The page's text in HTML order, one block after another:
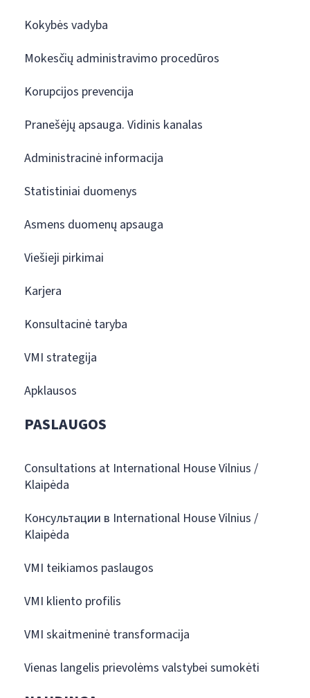
Kokybės vadyba
Mokesčių administravimo procedūros
Korupcijos prevencija
Pranešėjų apsauga. Vidinis kanalas
Administracinė informacija
Statistiniai duomenys
Asmens duomenų apsauga
Viešieji pirkimai
Karjera
Konsultacinė taryba
VMI strategija
Apklausos
PASLAUGOS
Consultations at International House Vilnius /
Klaipėda
Консультации в International House Vilnius /
Klaipėda
VMI teikiamos paslaugos
VMI kliento profilis
VMI skaitmeninė transformacija
Vienas langelis prievolėms valstybei sumokėti